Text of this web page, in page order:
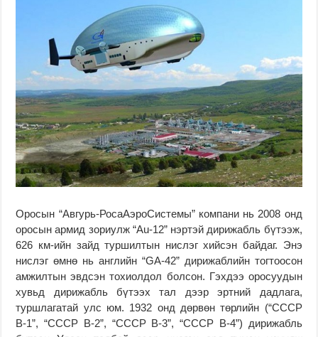
Оросын “Авгурь-РосаАэроСистемы” компани нь 2008 онд
оросын армид зориулж “Au-12” нэртэй дирижабль бүтээж,
626 км-ийн зайд туршилтын нислэг хийсэн байдаг. Энэ
нислэг өмнө нь английн “GA-42” дирижаблийн тогтоосон
амжилтын эвдсэн тохиолдол болсон. Гэхдээ оросуудын
хувьд дирижабль бүтээх тал дээр эртний дадлага,
туршлагатай улс юм. 1932 онд дөрвөн төрлийн (“СССР
В-1”, “СССР В-2”, “СССР В-3”, “СССР В-4”) дирижабль